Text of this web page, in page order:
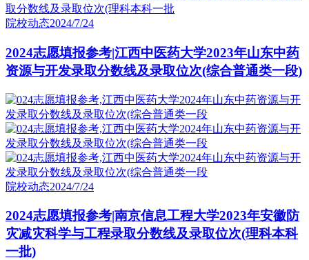
院校动态2024/7/24
2024志愿填报参考|江西中医药大学2023年山东中药
资源与开发录取分数线及录取位次(综合普通类一段)
院校动态2024/7/24
2024志愿填报参考|南京信息工程大学2023年安徽防
灾减灾科学与工程录取分数线及录取位次(理科本科
一批)